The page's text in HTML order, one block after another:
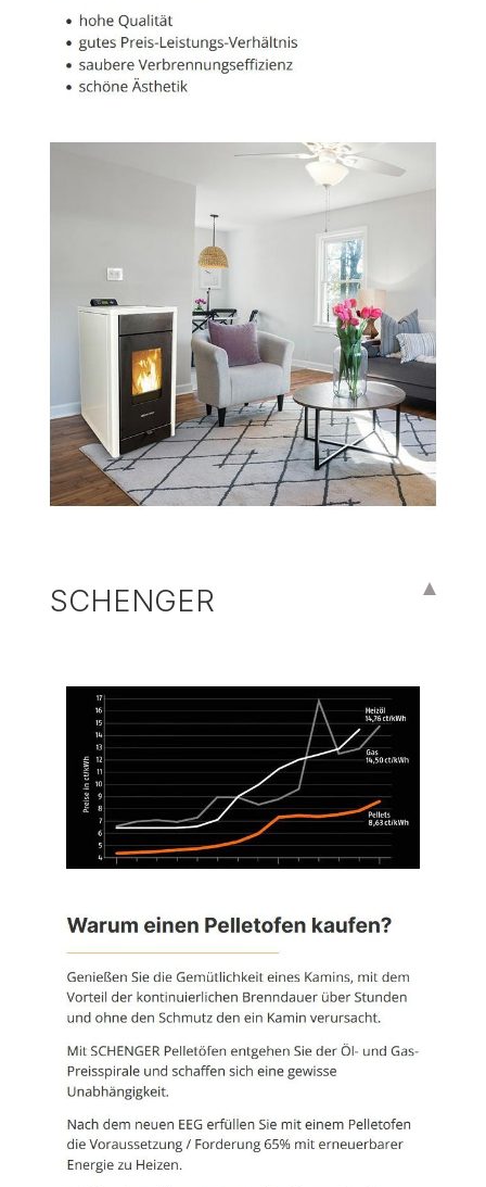
SCHENGER